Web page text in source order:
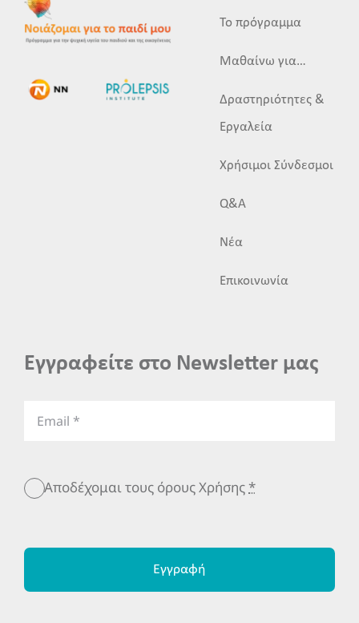
Το πρόγραμμα
Μαθαίνω για…
Δραστηριότητες &
Εργαλεία
Χρήσιμοι Σύνδεσμοι
Q&A
Νέα
Επικοινωνία
Εγγραφείτε στο Newsletter μας
Αποδέχομαι τους όρους Χρήσης*
Εγγραφή